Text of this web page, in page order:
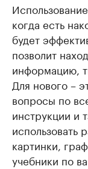
когда есть
будет
позволит
информацию,
Для нового –
вопросы по
инструкции и
использовать
картинки,
учебники по